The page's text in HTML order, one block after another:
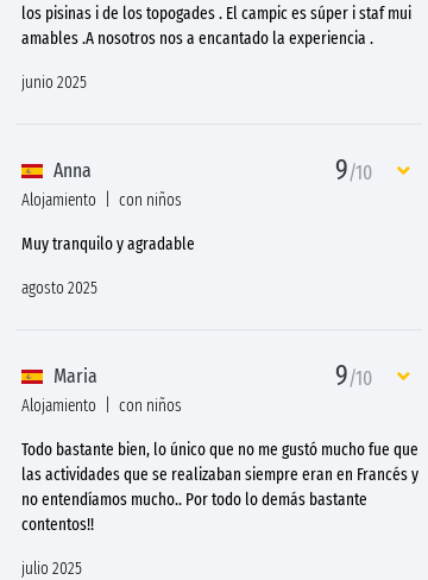
los pisinas i de los topogades . El campic es súper i staf mui
amables .A nosotros nos a encantado la experiencia .
junio 2025
Anna 9/10
Alojamiento con niños
Muy tranquilo y agradable
agosto 2025
Maria 9/10
Alojamiento con niños
Todo bastante bien, lo único que no me gustó mucho fue que
las actividades que se realizaban siempre eran en Francés y
no entendíamos mucho.. Por todo lo demás bastante
contentos!!
julio 2025